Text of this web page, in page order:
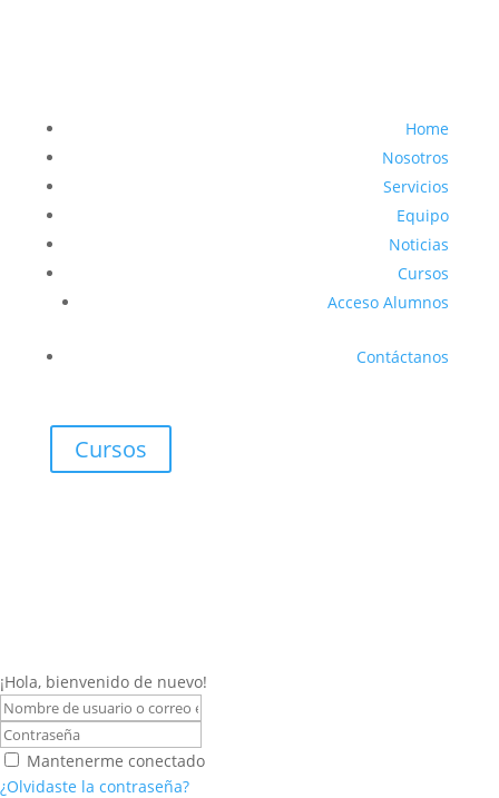
Home
Nosotros
Servicios
Equipo
Noticias
Cursos
Acceso Alumnos
Contáctanos
Cursos
¡Hola, bienvenido de nuevo!
Mantenerme conectado
¿Olvidaste la contraseña?